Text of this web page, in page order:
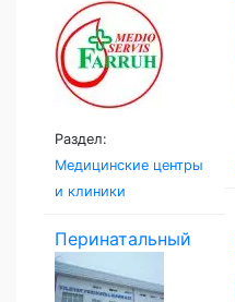
Servis
Раздел:
Медицинские центры
и клиники
Перинатальный
центр...